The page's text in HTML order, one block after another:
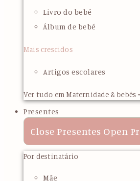
Livro do bebé
Álbum de bebé
Mais crescidos
Artigos escolares
Ver tudo em Maternidade & bebés
Presentes
Close Presentes Open
Por destinatário
Mãe